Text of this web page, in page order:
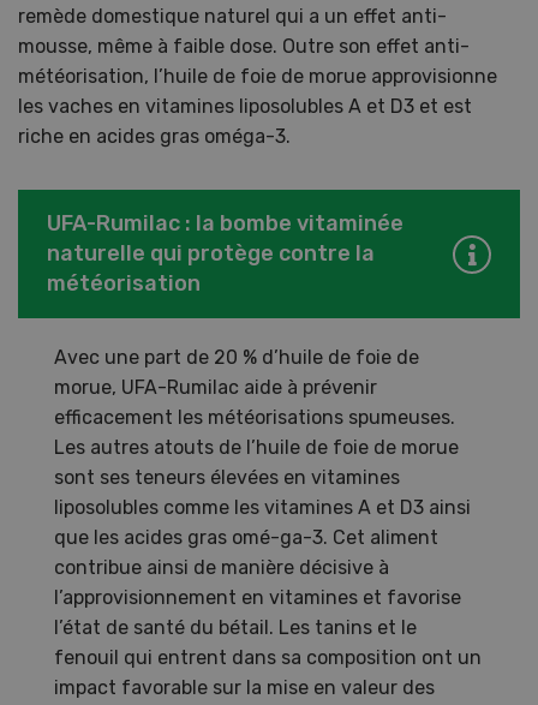
remède domestique naturel qui a un effet anti-
mousse, même à faible dose. Outre son effet anti-
météorisation, l’huile de foie de morue approvisionne
les vaches en vitamines liposolubles A et D3 et est
riche en acides gras oméga-3.
UFA-Rumilac : la bombe vitaminée
naturelle qui protège contre la
météorisation
Avec une part de 20 % d’huile de foie de
morue, UFA-Rumilac aide à prévenir
efficacement les météorisations spumeuses.
Les autres atouts de l’huile de foie de morue
sont ses teneurs élevées en vitamines
liposolubles comme les vitamines A et D3 ainsi
que les acides gras omé-ga-3. Cet aliment
contribue ainsi de manière décisive à
l’approvisionnement en vitamines et favorise
l’état de santé du bétail. Les tanins et le
fenouil qui entrent dans sa composition ont un
impact favorable sur la mise en valeur des